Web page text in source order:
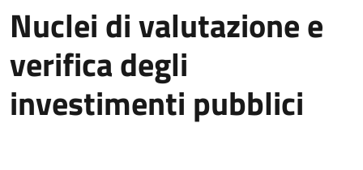
Nuclei di valutazione e
verifica degli
investimenti pubblici